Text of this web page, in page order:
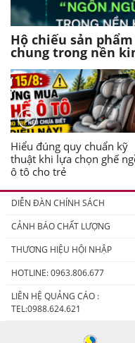
Hộ chiếu sản
chung trong nền
Hiểu đúng quy chuẩn kỹ
thuật khi lựa chọn ghế
ô tô cho trẻ
DIỄN ĐÀN CHÍNH SÁCH
CẢNH BÁO CHẤT LƯỢNG
THƯƠNG HIỆU HỘI NHẬP
HOTLINE: 0963.806.677
LIÊN HỆ QUẢNG CÁO :
TEL:0988.624.621